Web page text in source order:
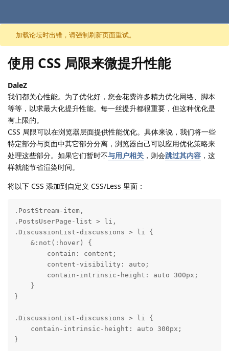
跳至内容
加载论坛时出错，请强制刷新页面重试。
使用 CSS 局限来微提升性能
DaleZ
我们都关心性能。为了优化好，您会花费许多精力优化网络、脚本
等等，以求最大化提升性能。每一丝提升都很重要，但这种优化是
有上限的。
CSS 局限可以在浏览器层面提供性能优化。具体来说，我们将一些
特定部分与页面中其它部分分离，浏览器自己可以应用优化策略来
处理这些部分。如果它们暂时不与用户相关 ，则会跳过其内容 ，这
样就能节省渲染时间。
将以下 CSS 添加到自定义 CSS/Less 里面：
.PostStream-item,
.PostsUserPage-list > li,
.DiscussionList-discussions > li {
    &:not(:hover) {
        contain: content;
        content-visibility: auto;
        contain-intrinsic-height: auto 300px;
    }
}
.DiscussionList-discussions > li {
    contain-intrinsic-height: auto 300px;
}